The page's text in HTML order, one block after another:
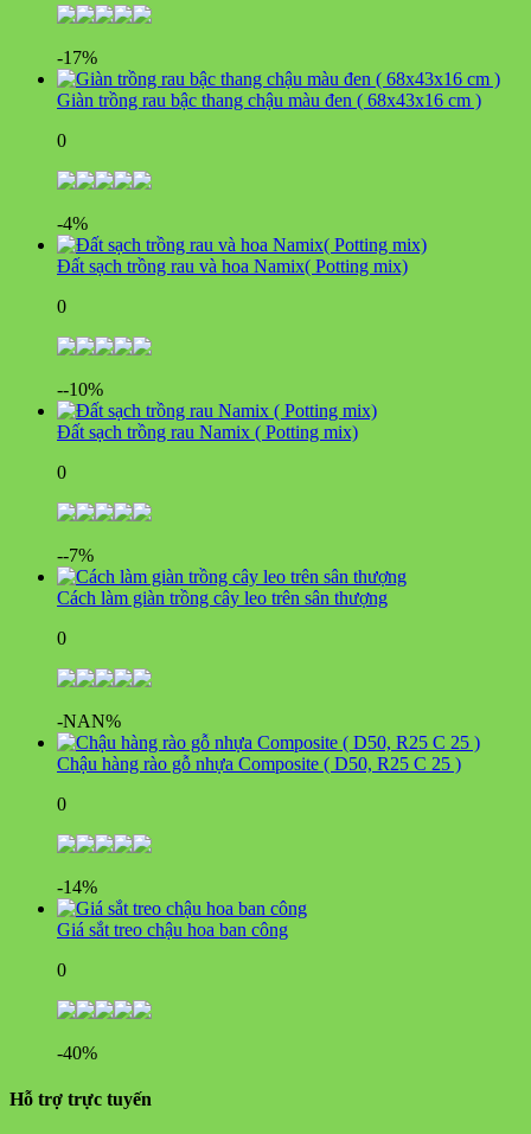
-17%
Giàn trồng rau bậc thang chậu màu đen ( 68x43x16 cm )
0
-4%
Đất sạch trồng rau và hoa Namix( Potting mix)
0
--10%
Đất sạch trồng rau Namix ( Potting mix)
0
--7%
Cách làm giàn trồng cây leo trên sân thượng
0
-NAN%
Chậu hàng rào gỗ nhựa Composite ( D50, R25 C 25 )
0
-14%
Giá sắt treo chậu hoa ban công
0
-40%
Hỗ trợ trực tuyến